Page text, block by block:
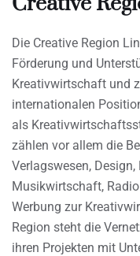
Die Creative Region
Förderung und
Kreativwirtschaft und
internationalen
als
zählen vor allem die
Verlagswesen,
Musikwirtschaft,
Werbung zur
Region steht die
ihren Projekten mit